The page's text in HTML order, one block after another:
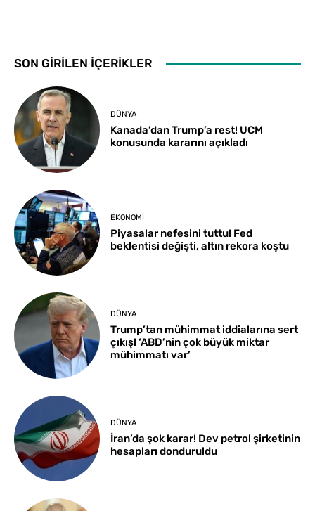
SON GİRİLEN İÇERİKLER
DÜNYA
Kanada’dan Trump’a rest! UCM
konusunda kararını açıkladı
EKONOMI
Piyasalar nefesini tuttu! Fed
beklentisi değişti, altın rekora koştu
DÜNYA
Trump’tan mühimmat iddialarına sert
çıkış! ‘ABD’nin çok büyük miktar
mühimmatı var’
DÜNYA
İran’da şok karar! Dev petrol şirketinin
hesapları donduruldu